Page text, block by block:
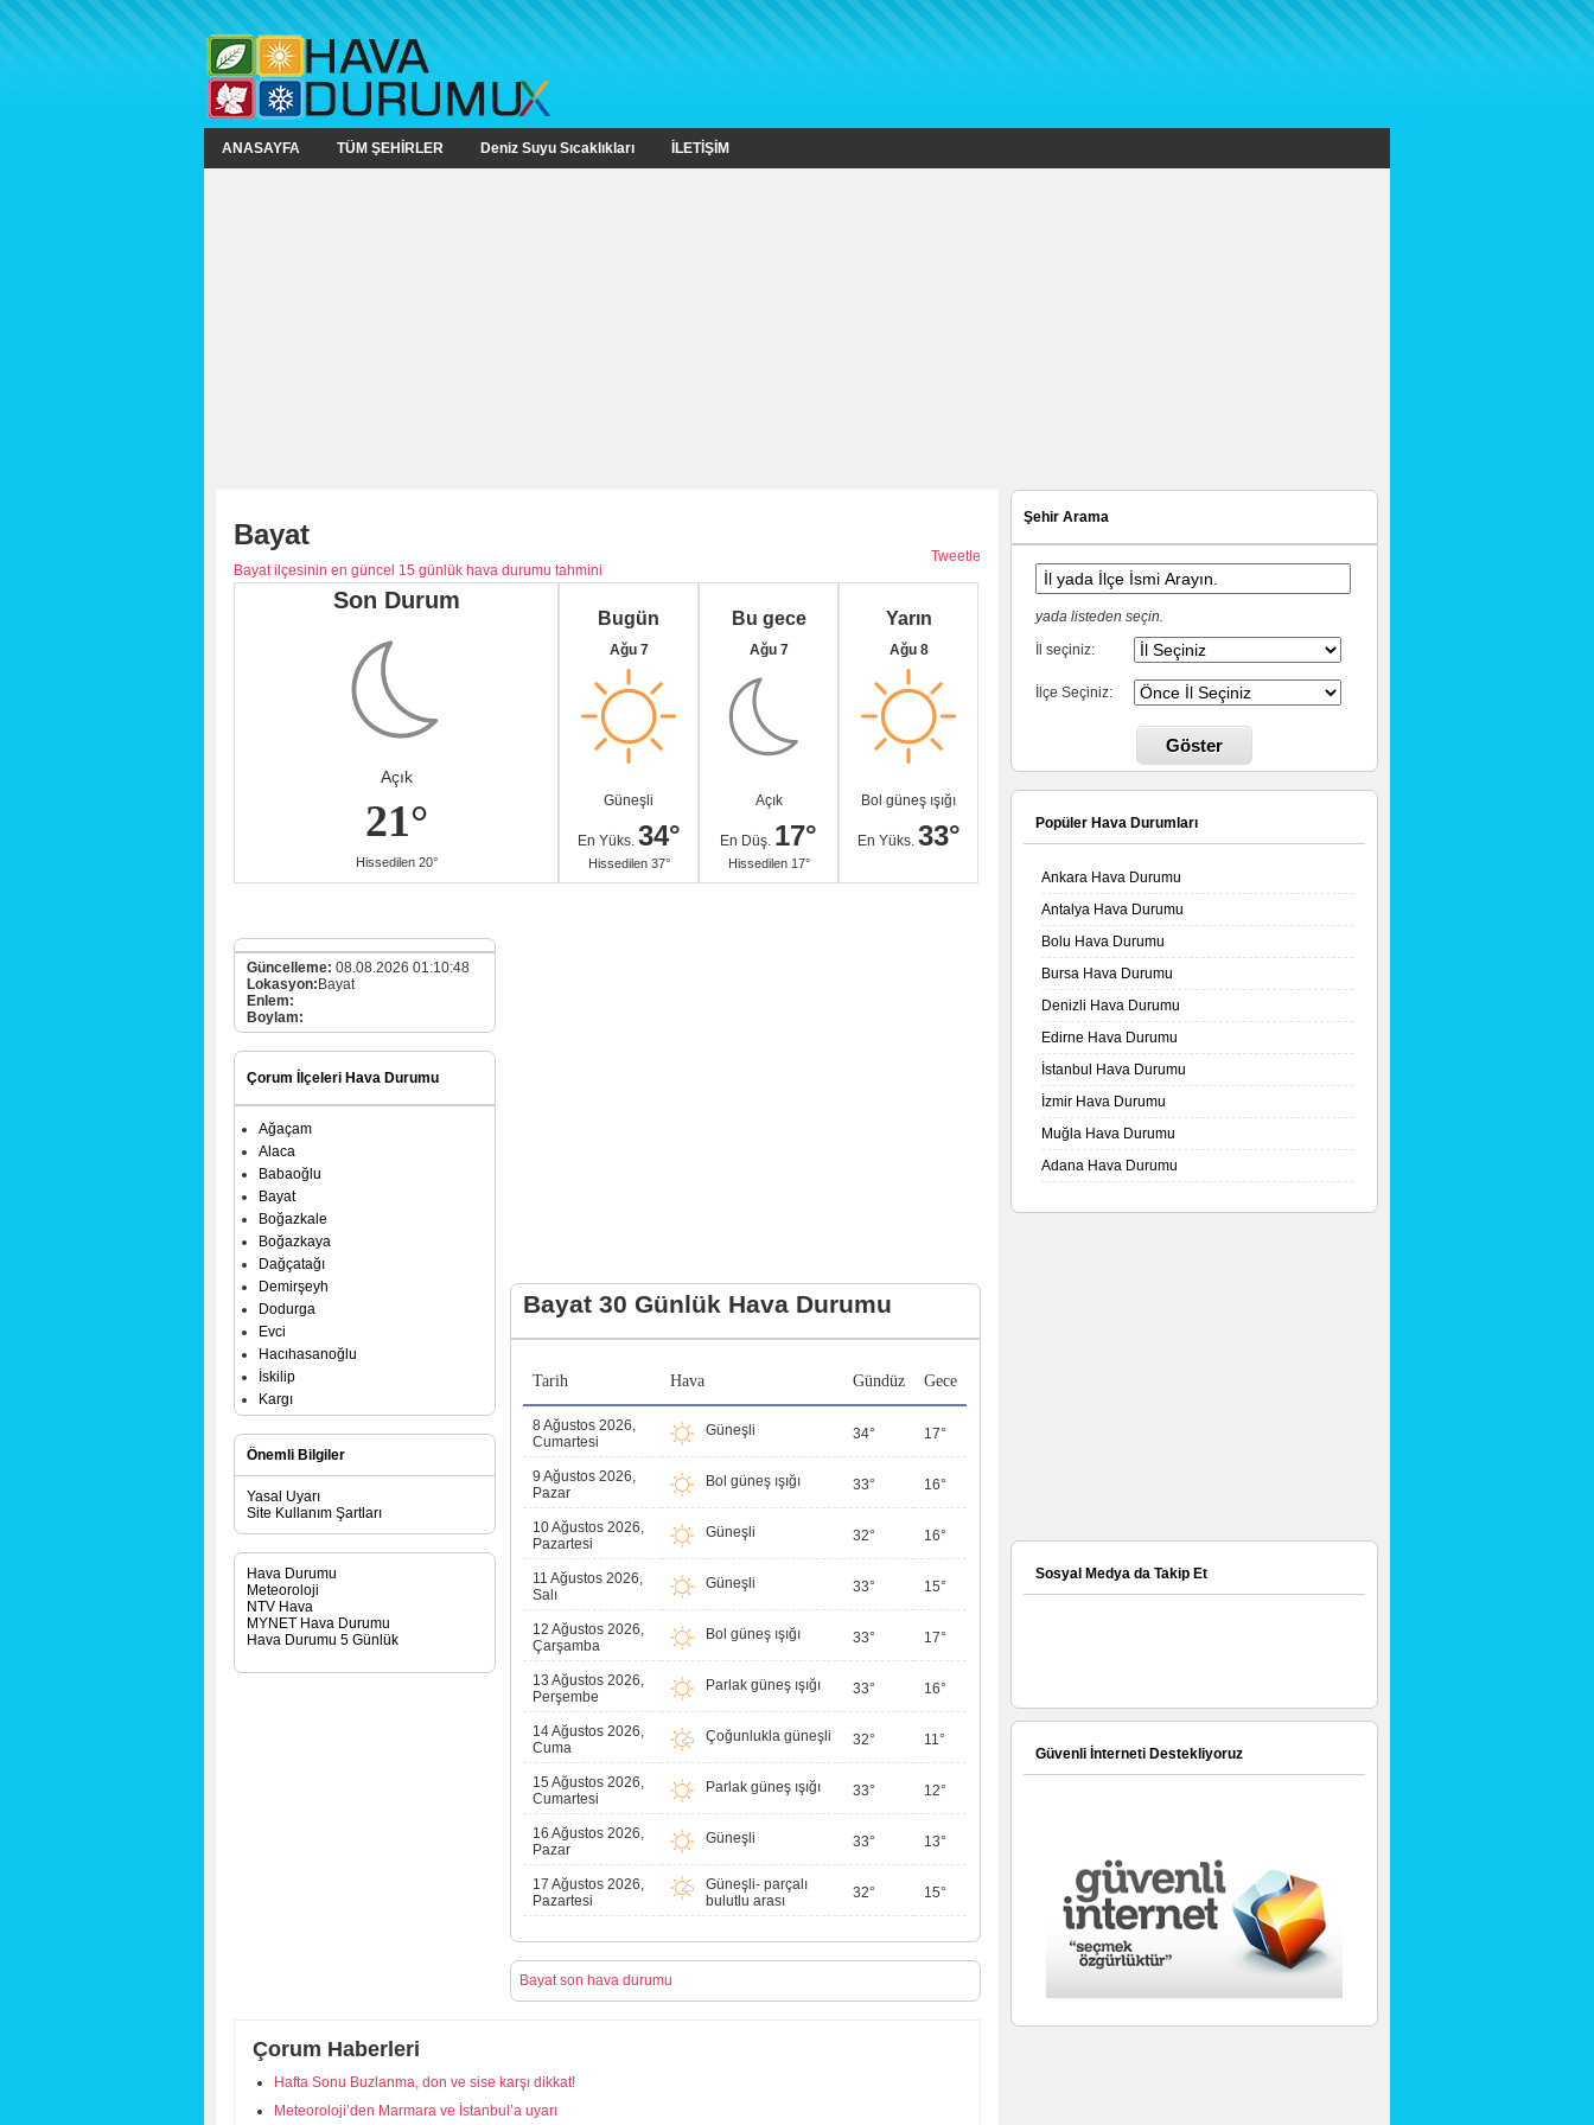
ANASAYFA TÜM ŞEHİRLER Deniz Suyu Sıcaklıkları İLETİŞİM
Bayat
Bayat ilçesinin en güncel 15 günlük hava durumu tahmini
Tweetle
Bayat 30 Günlük Hava Durumu
Tarih Hava Gündüz Gece
8 Ağustos 2026,
Cumartesi
Güneşli 34° 17°
9 Ağustos 2026,
Pazar
Bol güneş ışığı 33° 16°
10 Ağustos 2026,
Pazartesi
Güneşli 32° 16°
11 Ağustos 2026,
Salı
Güneşli 33° 15°
12 Ağustos 2026,
Çarşamba
Bol güneş ışığı 33° 17°
13 Ağustos 2026,
Perşembe
Parlak güneş ışığı 33° 16°
14 Ağustos 2026,
Cuma
Çoğunlukla güneşli 32° 11°
15 Ağustos 2026,
Cumartesi
Parlak güneş ışığı 33° 12°
16 Ağustos 2026,
Pazar
Güneşli 33° 13°
17 Ağustos 2026,
Pazartesi
Güneşli- parçalı
bulutlu arası
32° 15°
Bayat son hava durumu
Son Durum
Açık
21°
Hissedilen 20°
Bugün
Ağu 7
Güneşli
En Yüks. 34°
Hissedilen 37°
Bu gece
Ağu 7
Açık
En Düş. 17°
Hissedilen 17°
Yarın
Ağu 8
Bol güneş ışığı
En Yüks. 33°
Güncelleme: 08.08.2026 01:10:48
Lokasyon: Bayat
Enlem:
Boylam:
Çorum İlçeleri Hava Durumu
Ağaçam
Alaca
Babaoğlu
Bayat
Boğazkale
Boğazkaya
Dağçatağı
Demirşeyh
Dodurga
Evci
Hacıhasanoğlu
İskilip
Kargı
Ortaköy
Osmancık
Sungurlu
Uğurludağ
Önemli Bilgiler
Yasal Uyarı
Site Kullanım Şartları
Hava Durumu
Meteoroloji
NTV Hava
MYNET Hava Durumu
Hava Durumu 5 Günlük
Çorum Haberleri
Hafta Sonu Buzlanma, don ve sise karşı dikkat!
Meteoroloji’den Marmara ve İstanbul’a uyarı
Şehir Arama
yada listeden seçin.
İl seçiniz:
İlçe Seçiniz:
Göster
Popüler Hava Durumları
Ankara Hava Durumu
Antalya Hava Durumu
Bolu Hava Durumu
Bursa Hava Durumu
Denizli Hava Durumu
Edirne Hava Durumu
İstanbul Hava Durumu
İzmir Hava Durumu
Muğla Hava Durumu
Adana Hava Durumu
Sosyal Medya da Takip Et
Güvenli İnterneti Destekliyoruz